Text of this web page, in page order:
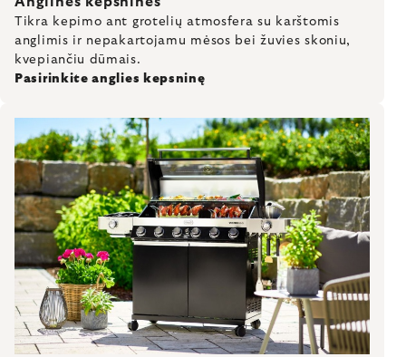
Tikra kepimo ant grotelių atmosfera su karštomis
anglimis ir nepakartojamu mėsos bei žuvies skoniu,
kvepiančiu dūmais.
Pasirinkite anglies kepsninę